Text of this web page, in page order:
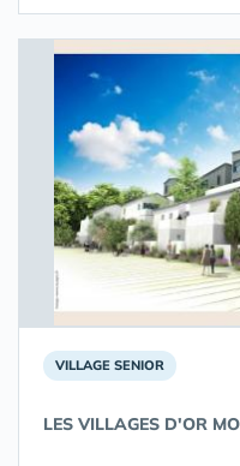
VILLAGE SENIOR
LES VILLAGES D'OR